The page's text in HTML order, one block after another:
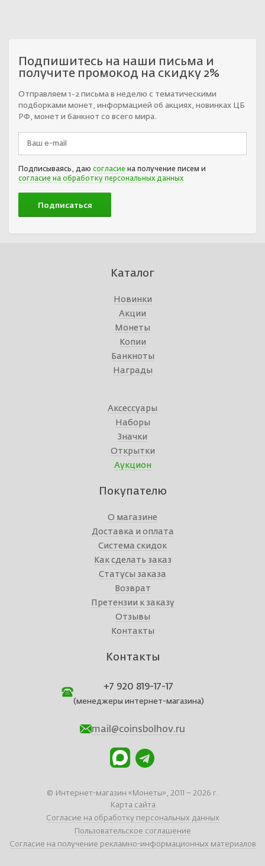
Подпишитесь на наши письма и
получите промокод на скидку 2%
Отправляем 1-2 письма в неделю с тематическими
подборками монет, информацией об акциях, новинках ЦБ
РФ, монет и банкнот со всего мира.
Подписываясь, даю согласие на получение писем и
согласие на обработку персональных данных
Каталог
Новинки
Акции
Монеты
Копии
Банкноты
Награды
Аксессуары
Наборы
Значки
Открытки
Аукцион
Покупателю
О магазине
Доставка и оплата
Система скидок
Как сделать заказ
Статусы заказа
Возврат
Претензии к заказу
Отзывы
Контакты
Контакты
+7 920 819-17-17
(менеджеры интернет-магазина)
mail@coinsbolhov.ru
© Интернет-магазин «Монеты», 2011 – 2026 г.
Карта сайта
Согласие на обработку персональных данных
Пользовательское соглашение
Согласие на получение рекламно-информационных материалов